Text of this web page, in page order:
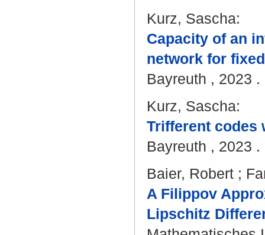
Kurz, Sascha:
Capacity of an
network for
Bayreuth , 2023 .
Kurz, Sascha:
Trifferent codes
Bayreuth , 2023 .
Baier, Robert ;
A Filippov
Lipschitz